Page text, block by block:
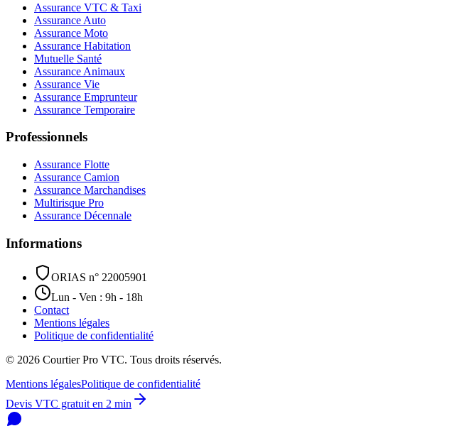
Assurance VTC & Taxi
Assurance Auto
Assurance Moto
Assurance Habitation
Mutuelle Santé
Assurance Animaux
Assurance Vie
Assurance Emprunteur
Assurance Temporaire
Professionnels
Assurance Flotte
Assurance Camion
Assurance Marchandises
Multirisque Pro
Assurance Décennale
Informations
ORIAS n° 22005901
Lun - Ven : 9h - 18h
Contact
Mentions légales
Politique de confidentialité
© 2026 Courtier Pro VTC. Tous droits réservés.
Mentions légalesPolitique de confidentialité
Devis VTC gratuit en 2 min